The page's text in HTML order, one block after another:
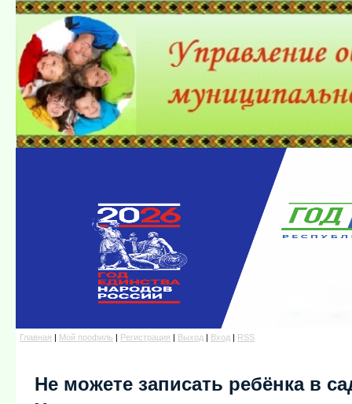
Главная | Мой профиль | Регистрация | Выход | Вход | RSS
Не можете записать ребёнка в